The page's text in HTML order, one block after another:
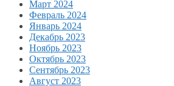
Март 2024
Февраль 2024
Январь 2024
Декабрь 2023
Ноябрь 2023
Октябрь 2023
Сентябрь 2023
Август 2023